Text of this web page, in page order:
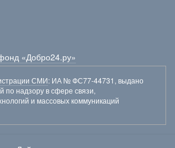
«Добро24.ру»
СМИ: ИА № ФС77-44731, выдано
по надзору в сфере связи,
и массовых коммуникаций